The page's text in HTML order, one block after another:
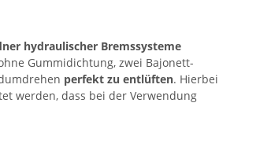
hydraulischer Bremssysteme
Gummidichtung, zwei Bajonett-
perfekt zu entlüften. Hierbei
werden, dass bei der Verwendung